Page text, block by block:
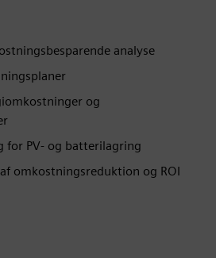
analyse
og
for PV- og batterilagring
omkostningsreduktion og ROI